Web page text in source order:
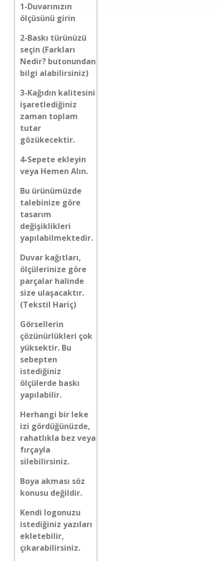
1-Duvarınızın
ölçüsünü girin
2-Baskı türünüzü
seçin (Farkları
Nedir? butonundan
bilgi alabilirsiniz)
3-Kağıdın kalitesini
işaretlediğiniz
zaman toplam
tutar
gözükecektir.
4-Sepete ekleyin
veya Hemen Alın.
Bu ürünümüzde
talebinize göre
tasarım
değişiklikleri
yapılabilmektedir.
Duvar kağıtları,
ölçülerinize göre
parçalar halinde
size ulaşacaktır.
(Tekstil Hariç)
Görsellerin
çözünürlükleri çok
yüksektir. Bu
sebepten
istediğiniz
ölçülerde baskı
yapılabilir.
Herhangi bir leke
izi gördüğünüzde,
rahatlıkla bez veya
fırçayla
silebilirsiniz.
Boya akması söz
konusu değildir.
Kendi logonuzu
istediğiniz yazıları
ekletebilir,
çıkarabilirsiniz.